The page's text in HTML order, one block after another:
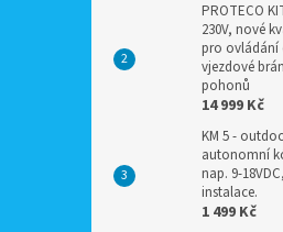
PROTECO
230V, nové
pro ovládání
vjezdové
pohonů
14 999 Kč
KM 5 -
autonomní
nap. 9-
instalace.
1 499 Kč